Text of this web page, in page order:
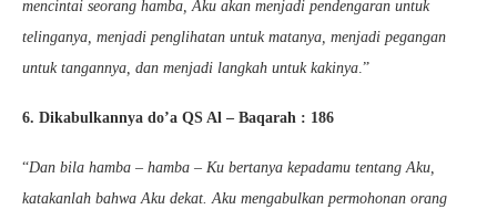
mencintai seorang hamba, Aku akan menjadi pendengaran untuk
telinganya, menjadi penglihatan untuk matanya, menjadi pegangan
untuk tangannya, dan menjadi langkah untuk kakinya.”
6. Dikabulkannya do’a QS Al – Baqarah : 186
“Dan bila hamba – hamba – Ku bertanya kepadamu tentang Aku,
katakanlah bahwa Aku dekat. Aku mengabulkan permohonan orang